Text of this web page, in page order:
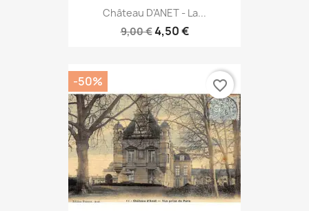
Château D'ANET - La...
9,00 €4,50 €
-50% favorite_border